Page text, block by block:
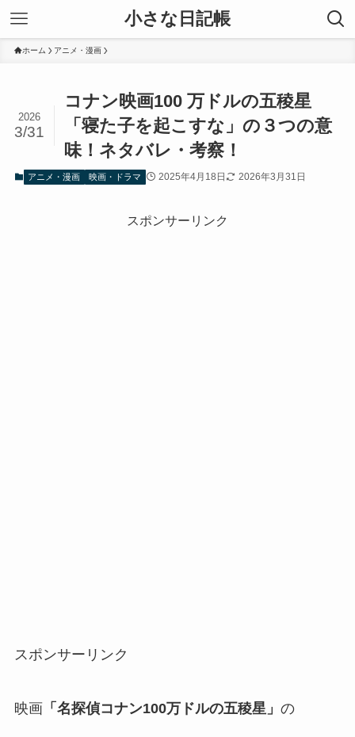
小さな日記帳
ホーム アニメ・漫画
コナン映画100 万ドルの五稜星
「寝た子を起こすな」の３つの意
味！ネタバレ・考察！
2026
3/31
アニメ・漫画 映画・ドラマ 2025年4月18日 2026年3月31日
スポンサーリンク
スポンサーリンク
映画 「名探偵コナン100万ドルの五稜星」 の